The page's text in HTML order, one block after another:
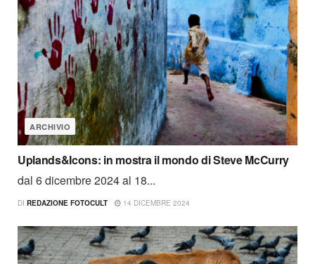
ARCHIVIO
Uplands&Icons: in mostra il mondo di Steve McCurry
dal 6 dicembre 2024 al 18...
DI REDAZIONE FOTOCULT 14 DICEMBRE 2024